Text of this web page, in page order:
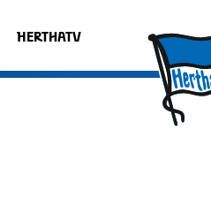
HERTHATV